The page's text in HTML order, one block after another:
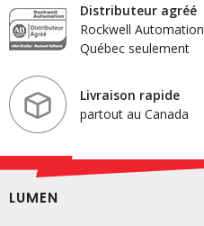
Distributeur agréé
Rockwell Automation
Québec seulement
Livraison rapide
partout au Canada
LUMEN